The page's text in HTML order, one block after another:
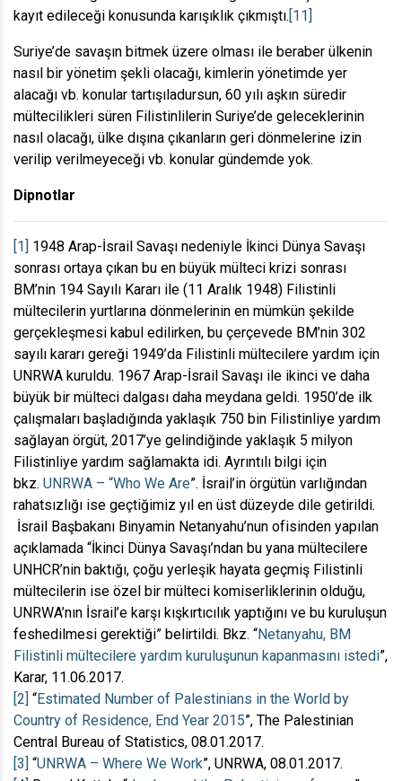
kayıt edileceği konusunda karışıklık çıkmıştı. [11]
Suriye’de savaşın bitmek üzere olması ile beraber ülkenin
nasıl bir yönetim şekli olacağı, kimlerin yönetimde yer
alacağı vb. konular tartışıladursun, 60 yılı aşkın süredir
mültecilikleri süren Filistinlilerin Suriye’de geleceklerinin
nasıl olacağı, ülke dışına çıkanların geri dönmelerine izin
verilip verilmeyeceği vb. konular gündemde yok.
Dipnotlar
[1]
1948 Arap-İsrail Savaşı nedeniyle İkinci Dünya Savaşı
sonrası ortaya çıkan bu en büyük mülteci krizi sonrası
BM’nin 194 Sayılı Kararı ile (11 Aralık 1948) Filistinli
mültecilerin yurtlarına dönmelerinin en mümkün şekilde
gerçekleşmesi kabul edilirken, bu çerçevede BM’nin 302
sayılı kararı gereği 1949’da Filistinli mültecilere yardım için
UNRWA kuruldu. 1967 Arap-İsrail Savaşı ile ikinci ve daha
büyük bir mülteci dalgası daha meydana geldi. 1950’de ilk
çalışmaları başladığında yaklaşık 750 bin Filistinliye yardım
sağlayan örgüt, 2017’ye gelindiğinde yaklaşık 5 milyon
Filistinliye yardım sağlamakta idi. Ayrıntılı bilgi için
bkz. UNRWA – “Who We Are”. İsrail’in örgütün varlığından
rahatsızlığı ise geçtiğimiz yıl en üst düzeyde dile getirildi.
İsrail Başbakanı Binyamin Netanyahu’nun ofisinden yapılan
açıklamada “İkinci Dünya Savaşı’ndan bu yana mültecilere
UNHCR’nin baktığı, çoğu yerleşik hayata geçmiş Filistinli
mültecilerin ise özel bir mülteci komiserliklerinin olduğu,
UNRWA’nın İsrail’e karşı kışkırtıcılık yaptığını ve bu kuruluşun
feshedilmesi gerektiği” belirtildi. Bkz. “Netanyahu, BM
Filistinli mültecilere yardım kuruluşunun kapanmasını istedi”,
Karar, 11.06.2017.
[2] “Estimated Number of Palestinians in the World by
Country of Residence, End Year 2015”, The Palestinian
Central Bureau of Statistics, 08.01.2017.
[3] “UNRWA – Where We Work”, UNRWA, 08.01.2017.